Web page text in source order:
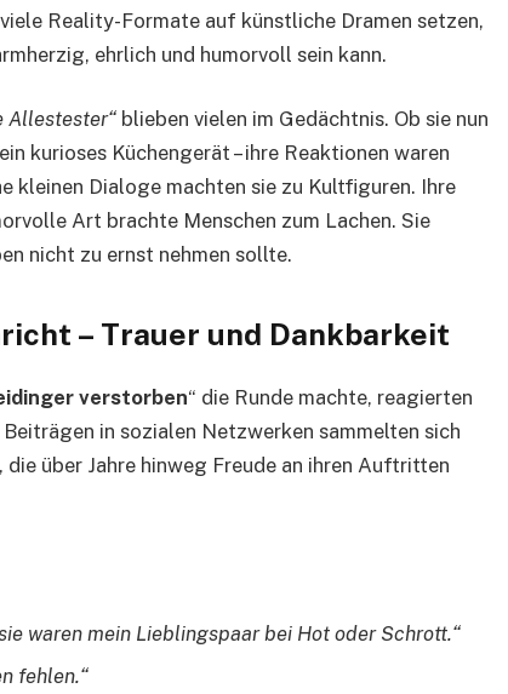
Reality-Formate auf künstliche Dramen setzen,
ehrlich und humorvoll sein kann.
Allestester“ blieben vielen im Gedächtnis. Ob sie nun
kurioses Küchengerät – ihre Reaktionen waren
kleinen Dialoge machten sie zu Kultfiguren. Ihre
Art brachte Menschen zum Lachen. Sie
nicht zu ernst nehmen sollte.
– Trauer und Dankbarkeit
verstorben“ die Runde machte, reagierten
in sozialen Netzwerken sammelten sich
über Jahre hinweg Freude an ihren Auftritten
waren mein Lieblingspaar bei Hot oder Schrott.“
fehlen.“